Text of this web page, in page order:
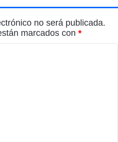
no será publicada.
marcados con *